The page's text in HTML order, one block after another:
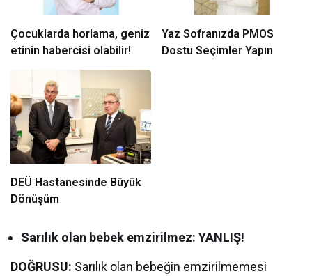
Çocuklarda horlama, geniz
etinin habercisi olabilir!
Yaz Sofranızda PMOS
Dostu Seçimler Yapın
DEÜ Hastanesinde Büyük
Dönüşüm
Sarılık olan bebek emzirilmez: YANLIŞ!
DOĞRUSU: Sarılık olan bebeğin emzirilmemesi